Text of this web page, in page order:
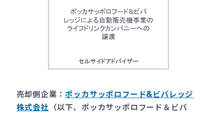
売却側企業：ポッカサッポロフード&ビバレッジ
株式会社 （以下、ポッカサッポロフード＆ビバ